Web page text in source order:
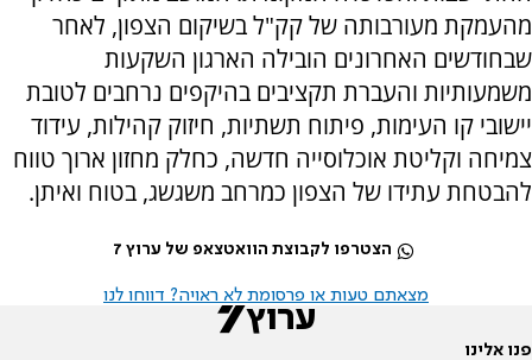
מהעמקת מעורבותה של קק"ל בשיקום הצפון, לאחר
שבחודשים האחרונים הובילה הארגון השקעות
משמעותיות והעברת תקציבים בהיקפים נרחבים לטובת
יישובי קו העימות, פיתוח תשתיות, חיזוק קהילות, עידוד
צמיחה וקליטת אוכלוסייה חדשה, כחלק מחזון ארוך טווח
להבטחת עתידו של הצפון כמרחב משגשג, בטוח ואיתן.
הצטרפו לקבוצת הוואטצאפ של ערוץ 7
מצאתם טעות או פרסומת לא ראויה? דווחו לנו
פנו אלינו